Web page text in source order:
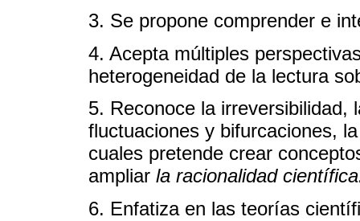
3. Se propone comprender e
4. Acepta múltiples
heterogeneidad de la lectura
5. Reconoce la irreversibilidad,
fluctuaciones y bifurcaciones,
cuales pretende crear
ampliar la racionalidad
6. Enfatiza en las teorías